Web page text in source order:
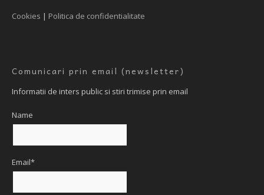
Cookies | Politica de confidentialitate
Comunicari prin email (newsletter)
Informatii de inters public si stiri trimise prin email
Name
Email*